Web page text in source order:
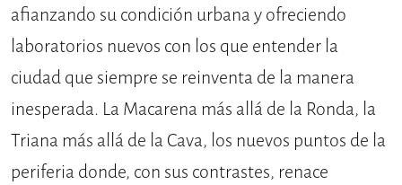
afianzando su condición urbana y ofreciendo
laboratorios nuevos con los que entender la
ciudad que siempre se reinventa de la manera
inesperada. La Macarena más allá de la Ronda, la
Triana más allá de la Cava, los nuevos puntos de la
periferia donde, con sus contrastes, renace